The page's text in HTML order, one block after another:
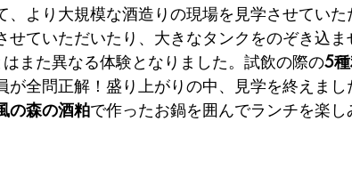
、より大規模な酒造りの現場を見学させていた
せていただいたり、大きなタンクをのぞき込ま
また異なる体験となりました。試飲の際の5
が全問正解！盛り上がりの中、見学を終えまし
の森の酒粕で作ったお鍋を囲んでランチを楽し